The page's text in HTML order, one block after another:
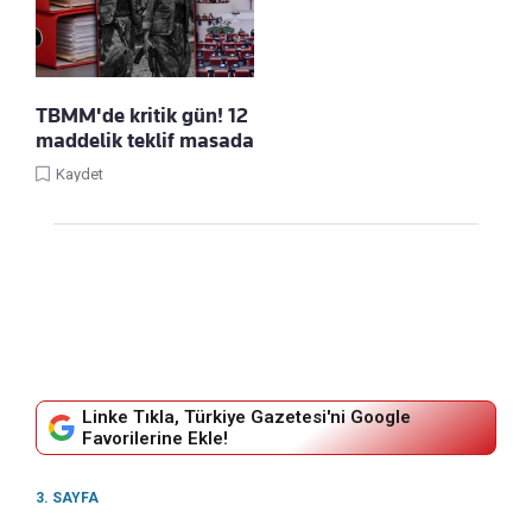
TBMM'de kritik gün! 12
maddelik teklif masada
Kaydet
Linke Tıkla, Türkiye Gazetesi'ni Google
Favorilerine Ekle!
3. SAYFA